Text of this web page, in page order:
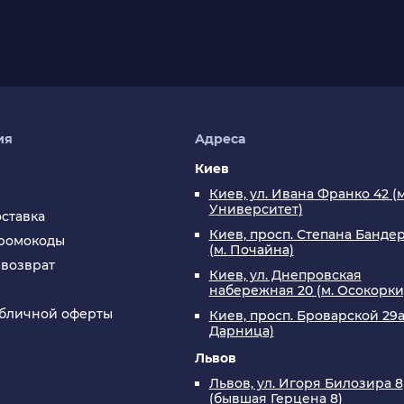
открывающую доступ к эксклюзивным играм,
для тех, кто владеет PS4. Это наушники, контроллеры,
захватывающей.
ВАРИАНТЫ НА ВАШ
но и множество игрушек и коллекционных
своим качеством и стильным дизайном.
предназначенные для создания
оферты
Адреса
Киев
Киев, ул. Ивана Франко 42
Университет)
Киев, просп. Степана
(м. Почайна)
Киев, ул. Днепровская
набережная 20 (м.
Киев, просп. Броварской
Дарница)
Львов
Львов, ул. Игоря Билозира 8
(бывшая Герцена 8)